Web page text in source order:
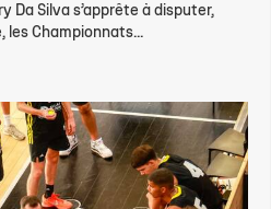
Da Silva s’apprête à disputer,
les Championnats...